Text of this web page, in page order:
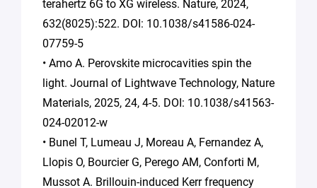
terahertz 6G to XG wireless. Nature, 2024,
632(8025):522. DOI: 10.1038/s41586-024-
07759-5
• Amo A. Perovskite microcavities spin the
light. Journal of Lightwave Technology, Nature
Materials, 2025, 24, 4-5. DOI: 10.1038/s41563-
024-02012-w
• Bunel T, Lumeau J, Moreau A, Fernandez A,
Llopis O, Bourcier G, Perego AM, Conforti M,
Mussot A. Brillouin-induced Kerr frequency